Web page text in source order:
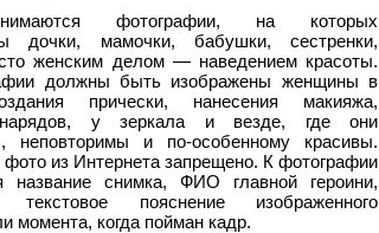
фотографии, на которых
дочки, мамочки, бабушки, сестренки,
женским делом — наведением красоты.
должны быть изображены женщины в
прически, нанесения макияжа,
нарядов, у зеркала и везде, где они
неповторимы и по-особенному красивы.
фото из Интернета запрещено. К фотографии
название снимка, ФИО главной героини,
текстовое пояснение изображенного
момента, когда пойман кадр.